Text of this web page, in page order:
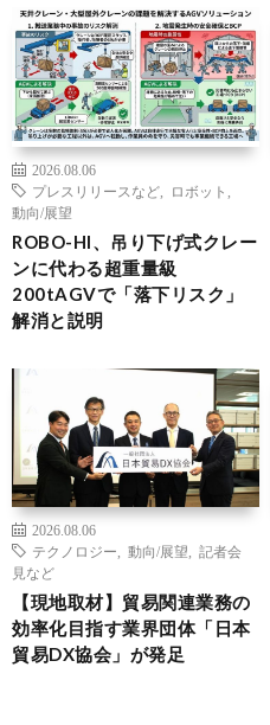
2026.08.06
プレスリリースなど
ロボット
動向/展望
ROBO-HI、吊り下げ式クレー
ンに代わる超重量級
200tAGVで「落下リスク」
解消と説明
2026.08.06
テクノロジー
動向/展望
記者会
見など
【現地取材】貿易関連業務の
効率化目指す業界団体「日本
貿易DX協会」が発足